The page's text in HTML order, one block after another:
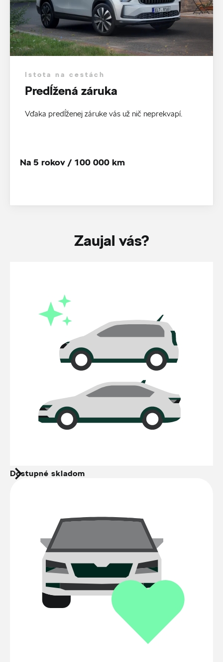
Istota na cestách
Predĺžená záruka
Vďaka predĺženej záruke vás už nič neprekvapí.
Na 5 rokov / 100 000 km
Zaujal vás?
Dostupné skladom